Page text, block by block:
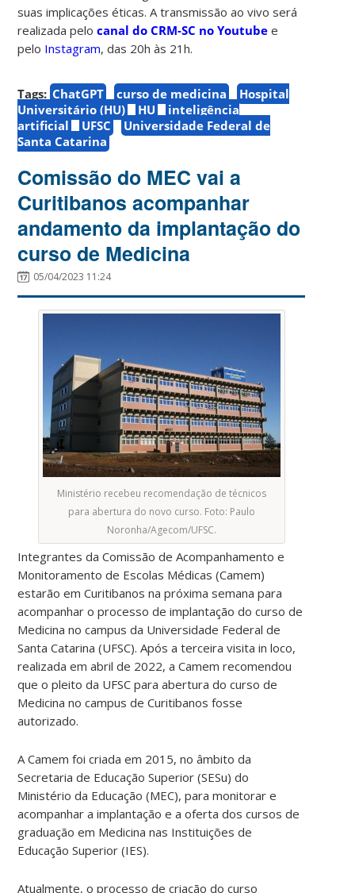
suas implicações éticas. A transmissão ao vivo será
realizada pelocanal do CRM-SC no Youtube e
pelo Instagram, das 20h às 21h.
Tags: ChatGPT curso de medicina
Hospital
Universitário (HU)
HU
inteligência
artificial
UFSC
Universidade Federal de
Santa Catarina
Comissão do MEC vai a
Curitibanos acompanhar
andamento da implantação do
curso de Medicina
05/04/2023 11:24
Ministério recebeu recomendação de técnicos
para abertura do novo curso. Foto: Paulo
Noronha/Agecom/UFSC.
Integrantes da Comissão de Acompanhamento e
Monitoramento de Escolas Médicas (Camem)
estarão em Curitibanos na próxima semana para
acompanhar o processo de implantação do curso de
Medicina no campus da Universidade Federal de
Santa Catarina (UFSC). Após a terceira visita in loco,
realizada em abril de 2022, a Camem recomendou
que o pleito da UFSC para abertura do curso de
Medicina no campus de Curitibanos fosse
autorizado.
A Camem foi criada em 2015, no âmbito da
Secretaria de Educação Superior (SESu) do
Ministério da Educação (MEC), para monitorar e
acompanhar a implantação e a oferta dos cursos de
graduação em Medicina nas Instituições de
Educação Superior (IES).
Atualmente, o processo de criação do curso